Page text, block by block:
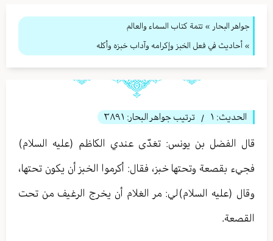
جواهر البحار » تتمة كتاب السماء والعالم
» أحاديث في فعل الخبز وإكرامه وآداب خبزه وأكله
الحديث: ١ / ترتيب جواهر البحار: ٣٨٩١
قال الفضل بن يونس: تغدّى عندي الكاظم (عليه السلام)
فجي‏ء بقصعة وتحتها خبز، فقال: أكرموا الخبز أن يكون تحتها،
وقال (عليه السلام)لي: مر الغلام أن يخرج الرغيف من تحت
القصعة.